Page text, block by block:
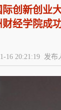
际创新创业
财经学院成
16 20:21:19 发